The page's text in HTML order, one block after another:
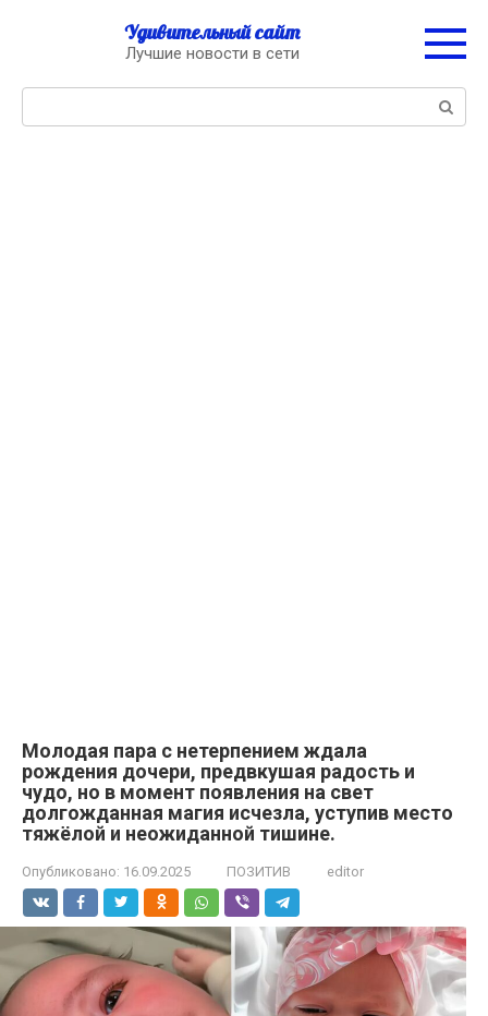
Удивительный сайт
Лучшие новости в сети
Молодая пара с нетерпением ждала
рождения дочери, предвкушая радость и
чудо, но в момент появления на свет
долгожданная магия исчезла, уступив место
тяжёлой и неожиданной тишине.
Опубликовано: 16.09.2025 ПОЗИТИВ editor